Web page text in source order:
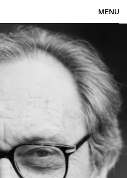
MENU